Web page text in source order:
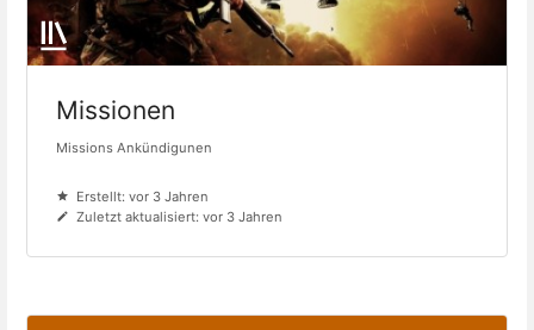
Missionen
Missions Ankündigunen
Erstellt: vor 3 Jahren
Zuletzt aktualisiert: vor 3 Jahren